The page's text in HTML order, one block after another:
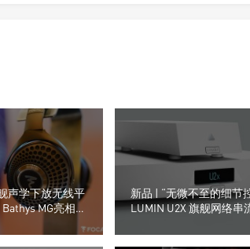
声学下放无线平
MG亮相上
新品 | “无微不至的细节
LUMIN U2X 旗舰网络串